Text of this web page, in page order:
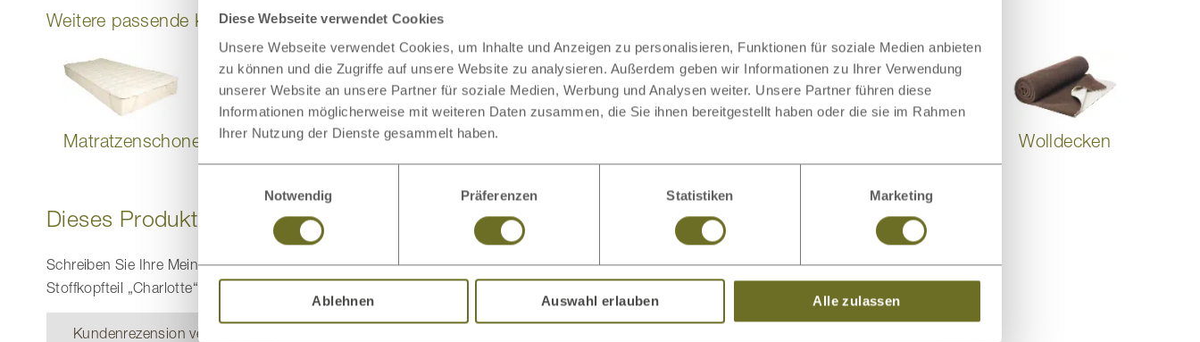
Diese Webseite verwendet Cookies
Unsere Webseite verwendet Cookies, um Inhalte und Anzeigen zu personalisieren, Funktionen für soziale Medien anbieten
zu können und die Zugriffe auf unsere Website zu analysieren. Außerdem geben wir Informationen zu Ihrer Verwendung
unserer Website an unsere Partner für soziale Medien, Werbung und Analysen weiter. Unsere Partner führen diese
Informationen möglicherweise mit weiteren Daten zusammen, die Sie ihnen bereitgestellt haben oder die sie im Rahmen
Ihrer Nutzung der Dienste gesammelt haben.
Notwendig
Präferenzen Statistiken Marketing
Ablehnen Auswahl erlauben Alle zulassen
Weitere passende Kategorien zu diesem Produkt
Matratzenschoner Bettdecken Bio-Bettwäsche Wolldecken
Dieses Produkt bewerten
Schreiben Sie Ihre Meinung zu diesem Artikel:
Stoffkopfteil „Charlotte“
Kundenrezension verfassen